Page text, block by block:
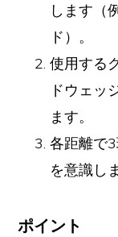
します（
ド）。
使用する
ドウェッ
ます。
各距離で
を意識し
ポイント